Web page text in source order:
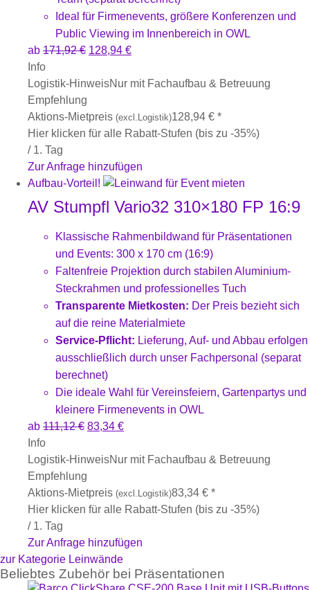
Ideal für Firmenevents, größere Konferenzen und
Public Viewing im Innenbereich in OWL
ab 171,92€ 128,94 €
Info
Logistik-HinweisNur mit Fachaufbau & Betreuung
Empfehlung
Aktions-Mietpreis (excl.Logistik)128,94 € *
Hier klicken für alle Rabatt-Stufen (bis zu -35%)
/ 1. Tag
Zur Anfrage hinzufügen
Aufbau-Vorteil!
AV Stumpfl Vario32 310×180 FP 16:9
Klassische Rahmenbildwand für Präsentationen
und Events: 300 x 170 cm (16:9)
Faltenfreie Projektion durch stabilen Aluminium-
Steckrahmen und professionelles Tuch
Transparente Mietkosten: Der Preis bezieht sich
auf die reine Materialmiete
Service-Pflicht: Lieferung, Auf- und Abbau erfolgen
ausschließlich durch unser Fachpersonal (separat
berechnet)
Die ideale Wahl für Vereinsfeiern, Gartenpartys und
kleinere Firmenevents in OWL
ab 111,12€ 83,34 €
Info
Logistik-HinweisNur mit Fachaufbau & Betreuung
Empfehlung
Aktions-Mietpreis (excl.Logistik)83,34 € *
Hier klicken für alle Rabatt-Stufen (bis zu -35%)
/ 1. Tag
Zur Anfrage hinzufügen
zur Kategorie Leinwände
Beliebtes Zubehör bei Präsentationen